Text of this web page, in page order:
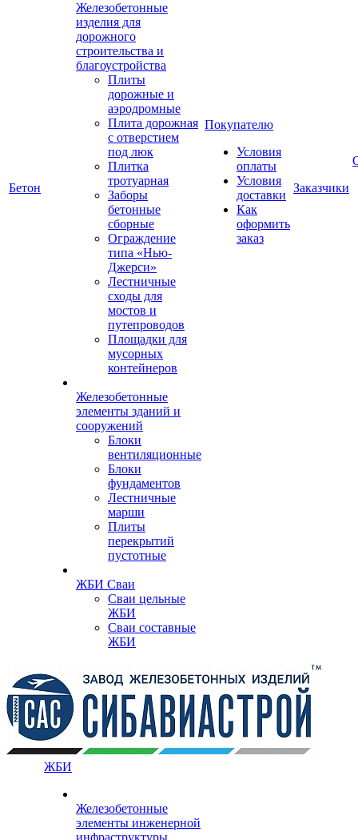
Бетон
Железобетонные
изделия для
дорожного
строительства и
благоустройства
Плиты
дорожные и
аэродромные
Плита дорожная
с отверстием
под люк
Плитка
тротуарная
Заборы
бетонные
сборные
Ограждение
типа «Нью-
Джерси»
Лестничные
сходы для
мостов и
путепроводов
Площадки для
мусорных
контейнеров
Железобетонные
элементы зданий и
сооружений
Блоки
вентиляционные
Блоки
фундаментов
Лестничные
марши
Плиты
перекрытий
пустотные
ЖБИ Сваи
Сваи цельные
ЖБИ
Сваи составные
ЖБИ
Покупателю
Условия
оплаты
Условия
доставки
Как
оформить
заказ
Заказчики
ЖБИ
Железобетонные
элементы инженерной
инфраструктуры